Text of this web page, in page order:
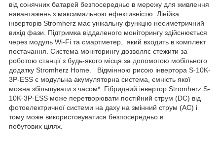
від сонячних батарей безпосередньо в мережу для живлення
навантажень з максимальною ефективністю. Лінійка
інверторів Stromherz має унікальну функцію несиметричний
вихід фази. Підтримка віддаленого моніторингу здійснюється
через модуль Wi-Fi та смартметер, який входить в комплект
постачання. Система моніторингу дозволяє стежити за
роботою станції з будь-якого місця за допомогою мобільного
додатку Stromherz Home. Відмінною рисою інвертора S-10K-
3Р-ESS є модульна акумуляторна система, ємність якої
можна збільшувати з часом*. Гібридний інвертор Stromherz S-
10K-3Р-ESS може перетворювати постійний струм (DC) від
фотоелектричної системи на даху на змінний струм (AC) і
тому може використовуватися безпосередньо в
побутових цілях.